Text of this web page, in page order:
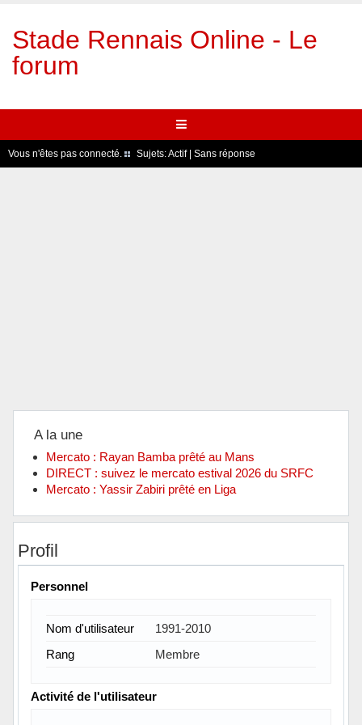
Stade Rennais Online - Le
forum
Vous n'êtes pas connecté. Sujets:Actif| Sans réponse
A la une
Mercato : Rayan Bamba prêté au Mans
DIRECT : suivez le mercato estival 2026 du SRFC
Mercato : Yassir Zabiri prêté en Liga
Profil
Personnel
Nom d'utilisateur
1991-2010
Rang
Membre
Activité de l'utilisateur